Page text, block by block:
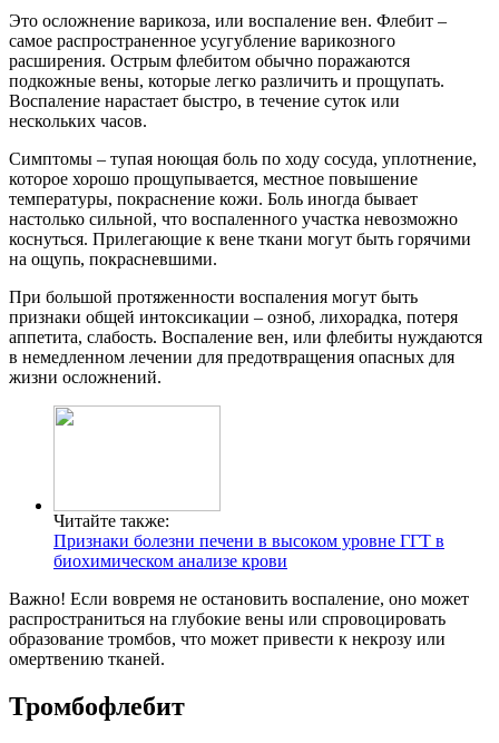
Это осложнение варикоза, или воспаление вен. Флебит –
самое распространенное усугубление варикозного
расширения. Острым флебитом обычно поражаются
подкожные вены, которые легко различить и прощупать.
Воспаление нарастает быстро, в течение суток или
нескольких часов.
Симптомы – тупая ноющая боль по ходу сосуда, уплотнение,
которое хорошо прощупывается, местное повышение
температуры, покраснение кожи. Боль иногда бывает
настолько сильной, что воспаленного участка невозможно
коснуться. Прилегающие к вене ткани могут быть горячими
на ощупь, покрасневшими.
При большой протяженности воспаления могут быть
признаки общей интоксикации – озноб, лихорадка, потеря
аппетита, слабость. Воспаление вен, или флебиты нуждаются
в немедленном лечении для предотвращения опасных для
жизни осложнений.
Читайте также:
Признаки болезни печени в высоком уровне ГГТ в
биохимическом анализе крови
Важно! Если вовремя не остановить воспаление, оно может
распространиться на глубокие вены или спровоцировать
образование тромбов, что может привести к некрозу или
омертвению тканей.
Тромбофлебит